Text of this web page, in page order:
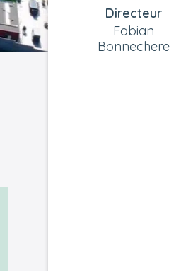
Directeur
Fabian
Bonnechere